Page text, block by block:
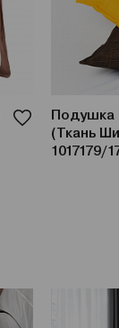
Подушка
(Ткань
1017179/